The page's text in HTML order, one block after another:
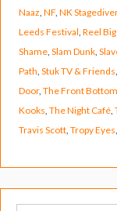
Naaz NF, NK
Leeds Festival Reel
Shame, Slam Dunk,
Path Stuk TV & Friends
Door, The Front
Kooks The Night Café,
Travis Scott, Tropy Eyes